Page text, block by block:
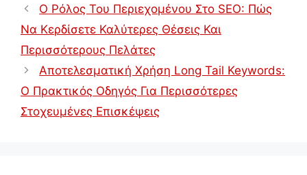
Ο Ρόλος Του Περιεχομένου Στο SEO: Πώς
Να Κερδίσετε Καλύτερες Θέσεις Και
Περισσότερους Πελάτες
Αποτελεσματική Χρήση Long Tail Keywords:
Ο Πρακτικός Οδηγός Για Περισσότερες
Στοχευμένες Επισκέψεις